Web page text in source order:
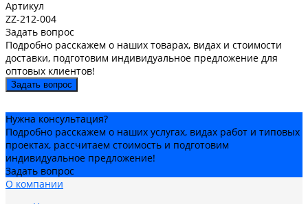
Артикул
ZZ-212-004
Задать вопрос
Подробно расскажем о наших товарах, видах и стоимости
доставки, подготовим индивидуальное предложение для
оптовых клиентов!
Задать вопрос
Нужна консультация?
Подробно расскажем о наших услугах, видах работ и типовых
проектах, рассчитаем стоимость и подготовим
индивидуальное предложение!
Задать вопрос
О компании